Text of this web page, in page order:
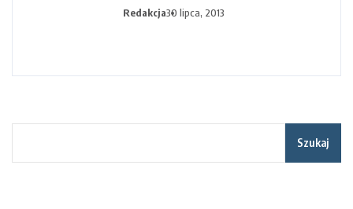
Redakcja30 lipca, 2013
Szukaj